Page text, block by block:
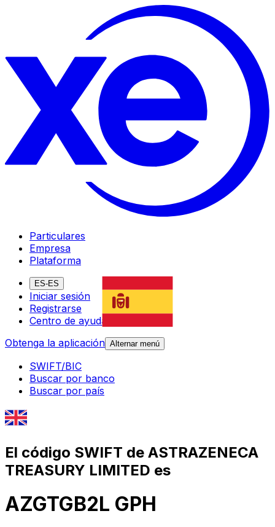
Particulares
Empresa
Plataforma
ES-ES
Iniciar sesión
Registrarse
Centro de ayuda
Obtenga la aplicación Alternar menú
SWIFT/BIC
Buscar por banco
Buscar por país
El código SWIFT de ASTRAZENECA
TREASURY LIMITED es
AZGTGB2L GPH